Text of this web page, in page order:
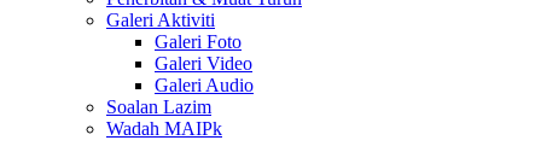
Galeri Aktiviti
Galeri Foto
Galeri Video
Galeri Audio
Soalan Lazim
Wadah MAIPk